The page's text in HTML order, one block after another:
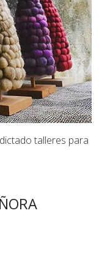
talleres para